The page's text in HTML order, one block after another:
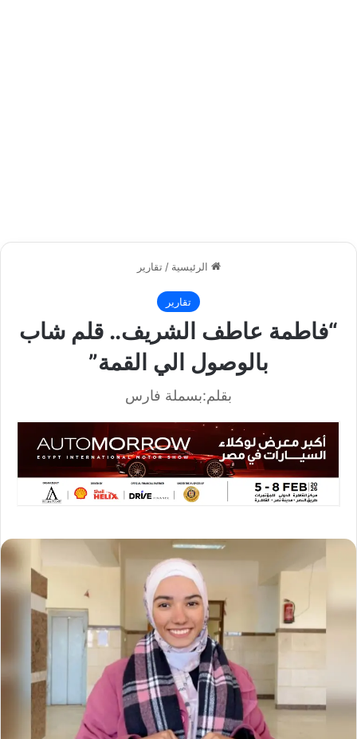
الرئيسية / تقارير
تقارير
“فاطمة عاطف الشريف.. قلم شاب
بالوصول الي القمة”
بقلم:بسملة فارس